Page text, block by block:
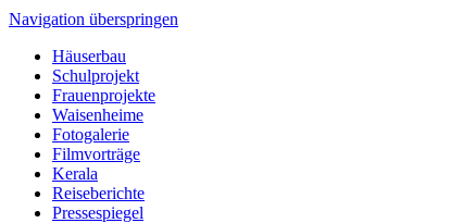
Navigation überspringen
Häuserbau
Schulprojekt
Frauenprojekte
Waisenheime
Fotogalerie
Filmvorträge
Kerala
Reiseberichte
Pressespiegel